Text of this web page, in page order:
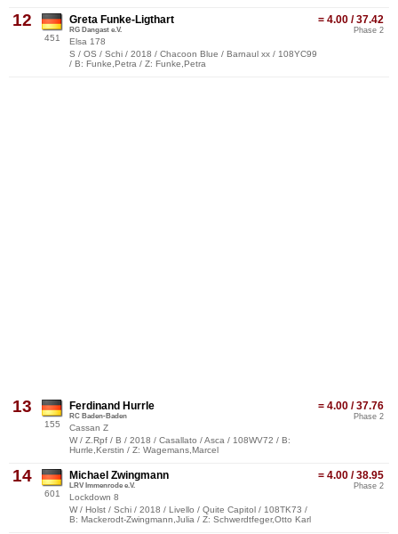
12
451
= 4.00 / 37.42
Phase 2
Greta Funke-Ligthart
RG Dangast e.V.
Elsa 178
S / OS / Schi / 2018 / Chacoon Blue / Barnaul xx / 108YC99
/ B: Funke,Petra / Z: Funke,Petra
13
155
= 4.00 / 37.76
Phase 2
Ferdinand Hurrle
RC Baden-Baden
Cassan Z
W / Z.Rpf / B / 2018 / Casallato / Asca / 108WV72 / B:
Hurrle,Kerstin / Z: Wagemans,Marcel
14
601
= 4.00 / 38.95
Phase 2
Michael Zwingmann
LRV Immenrode e.V.
Lockdown 8
W / Holst / Schi / 2018 / Livello / Quite Capitol / 108TK73 /
B: Mackerodt-Zwingmann,Julia / Z: Schwerdtfeger,Otto Karl